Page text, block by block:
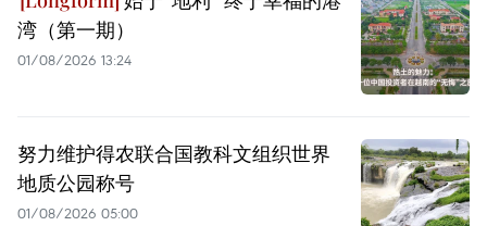
湾（第一期）
01/08/2026 13:24
努力维护得农联合国教科文组织世界
地质公园称号
01/08/2026 05:00